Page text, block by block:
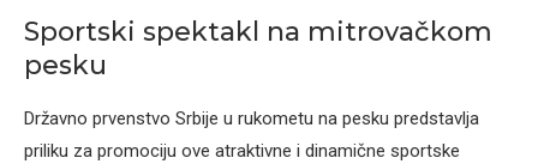
Sportski spektakl na mitrovačkom
pesku
Državno prvenstvo Srbije u rukometu na pesku predstavlja
priliku za promociju ove atraktivne i dinamične sportske